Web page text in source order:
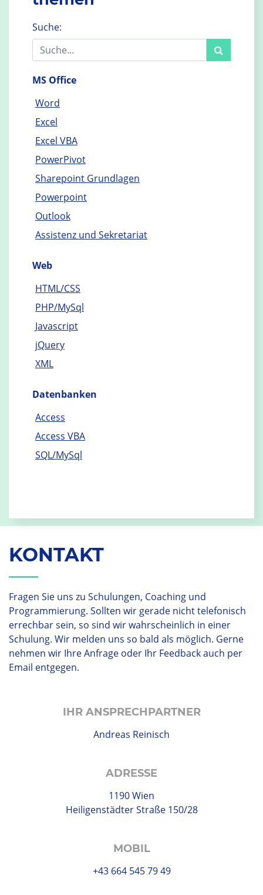
Suche:
MS Office
Word
Excel
Excel VBA
PowerPivot
Sharepoint Grundlagen
Powerpoint
Outlook
Assistenz und Sekretariat
Web
HTML/CSS
PHP/MySql
Javascript
jQuery
XML
Datenbanken
Access
Access VBA
SQL/MySql
KONTAKT
Fragen Sie uns zu Schulungen, Coaching und
Programmierung. Sollten wir gerade nicht telefonisch
errechbar sein, so sind wir wahrscheinlich in einer
Schulung. Wir melden uns so bald als möglich. Gerne
nehmen wir Ihre Anfrage oder Ihr Feedback auch per
Email entgegen.
IHR ANSPRECH­PARTNER
Andreas Reinisch
ADRESSE
1190 Wien
Heiligenstädter Straße 150/28
MOBIL
+43 664 545 79 49